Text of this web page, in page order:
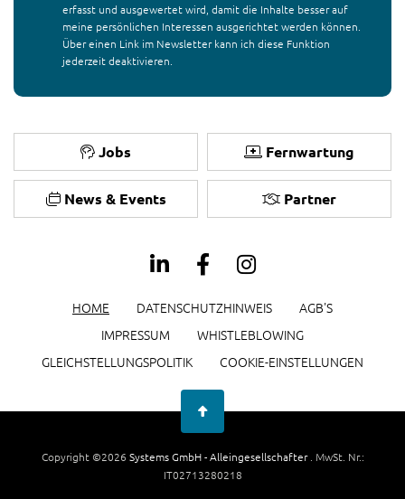
erfasst und ausgewertet wird, damit die Inhalte besser auf
meine persönlichen Interessen ausgerichtet werden können.
Über einen Link im Newsletter kann ich diese Funktion
jederzeit deaktivieren.
Jobs Fernwartung
News & Events Partner
HOME DATENSCHUTZHINWEIS
AGB'S
IMPRESSUM
WHISTLEBLOWING
GLEICHSTELLUNGSPOLITIK
COOKIE-EINSTELLUNGEN
Copyright ©2026 Systems GmbH - Alleingesellschafter . MwSt. Nr.:
IT02713280218